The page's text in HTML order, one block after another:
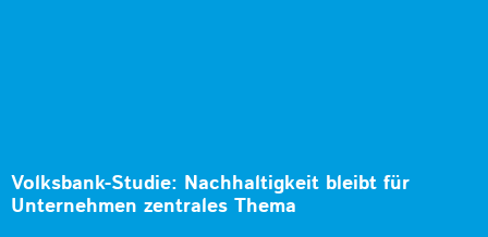
Volksbank-Studie: Nachhaltigkeit bleibt für
Unternehmen zentrales Thema